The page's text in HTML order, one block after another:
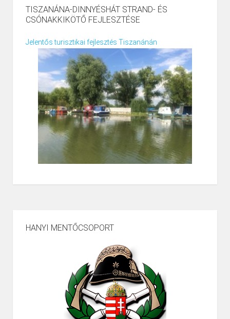
TISZANÁNA-DINNYÉSHÁT STRAND- ÉS
CSÓNAKKIKÖTŐ FEJLESZTÉSE
Jelentős turisztikai fejlesztés Tiszanánán
HANYI MENTŐCSOPORT